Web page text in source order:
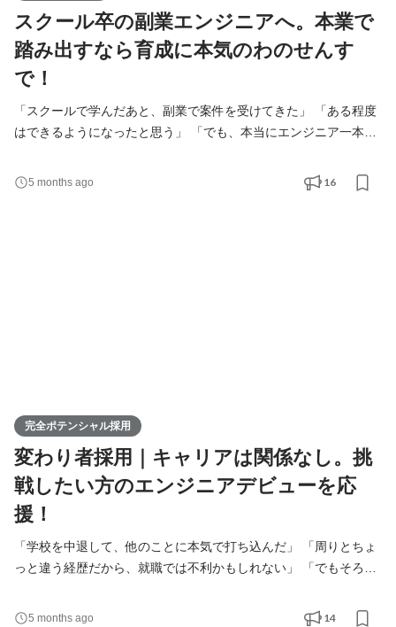
スクール卒の副業エンジニアへ。本業で
踏み出すなら育成に本気のわのせんす
で！
「スクールで学んだあと、副業で案件を受けてきた」 「ある程度
はできるようになったと思う」 「でも、本当にエンジニア一本で
なたへ。 本業への一歩、わのせんすで踏み出してみませんか？ ＜
わのせんすとは＞ わのせんすは、エンジニア一人ひとりを大切に
5 months ago 16
完全ポテンシャル採用
変わり者採用｜キャリアは関係なし。挑
戦したい方のエンジニアデビューを応
援！
「学校を中退して、他のことに本気で打ち込んだ」 「周りとちょ
っと違う経歴だから、就職では不利かもしれない」 「でもそろそ
あなたへ。 その経歴、マイナスにしなくていい会社があります。
5 months ago 14